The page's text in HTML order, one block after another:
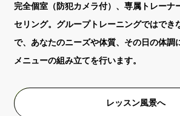
完全個室（防犯カメラ付）、専属トレーナ
セリング。グループトレーニングではでき
で、あなたのニーズや体質、その日の体調
メニューの組み立てを行います。
レッスン風景へ